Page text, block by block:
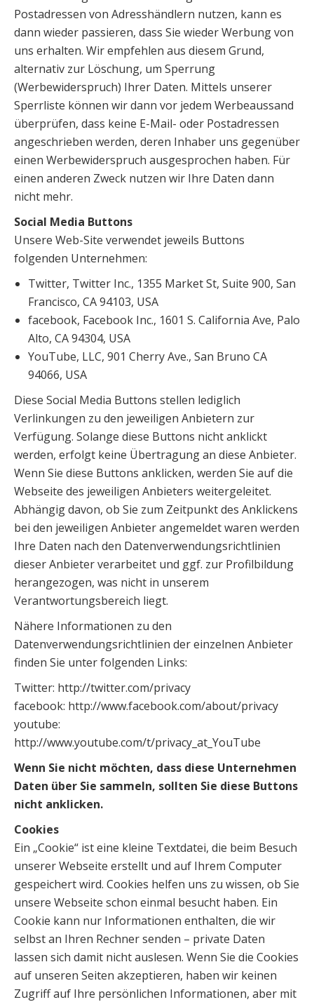
Postadressen von Adresshändlern nutzen, kann es
dann wieder passieren, dass Sie wieder Werbung von
uns erhalten. Wir empfehlen aus diesem Grund,
alternativ zur Löschung, um Sperrung
(Werbewiderspruch) Ihrer Daten. Mittels unserer
Sperrliste können wir dann vor jedem Werbeaussand
überprüfen, dass keine E-Mail- oder Postadressen
angeschrieben werden, deren Inhaber uns gegenüber
einen Werbewiderspruch ausgesprochen haben. Für
einen anderen Zweck nutzen wir Ihre Daten dann
nicht mehr.
Social Media Buttons
Unsere Web-Site verwendet jeweils Buttons
folgenden Unternehmen:
Twitter, Twitter Inc., 1355 Market St, Suite 900, San
Francisco, CA 94103, USA
facebook, Facebook Inc., 1601 S. California Ave, Palo
Alto, CA 94304, USA
YouTube, LLC, 901 Cherry Ave., San Bruno CA
94066, USA
Diese Social Media Buttons stellen lediglich
Verlinkungen zu den jeweiligen Anbietern zur
Verfügung. Solange diese Buttons nicht anklickt
werden, erfolgt keine Übertragung an diese Anbieter.
Wenn Sie diese Buttons anklicken, werden Sie auf die
Webseite des jeweiligen Anbieters weitergeleitet.
Abhängig davon, ob Sie zum Zeitpunkt des Anklickens
bei den jeweiligen Anbieter angemeldet waren werden
Ihre Daten nach den Datenverwendungsrichtlinien
dieser Anbieter verarbeitet und ggf. zur Profilbildung
herangezogen, was nicht in unserem
Verantwortungsbereich liegt.
Nähere Informationen zu den
Datenverwendungsrichtlinien der einzelnen Anbieter
finden Sie unter folgenden Links:
Twitter: http://twitter.com/privacy
facebook: http://www.facebook.com/about/privacy
youtube:
http://www.youtube.com/t/privacy_at_YouTube
Wenn Sie nicht möchten, dass diese Unternehmen
Daten über Sie sammeln, sollten Sie diese Buttons
nicht anklicken.
Cookies
Ein „Cookie“ ist eine kleine Textdatei, die beim Besuch
unserer Webseite erstellt und auf Ihrem Computer
gespeichert wird. Cookies helfen uns zu wissen, ob Sie
unsere Webseite schon einmal besucht haben. Ein
Cookie kann nur Informationen enthalten, die wir
selbst an Ihren Rechner senden – private Daten
lassen sich damit nicht auslesen. Wenn Sie die Cookies
auf unseren Seiten akzeptieren, haben wir keinen
Zugriff auf Ihre persönlichen Informationen, aber mit